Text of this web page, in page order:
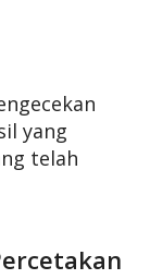
yang
telah